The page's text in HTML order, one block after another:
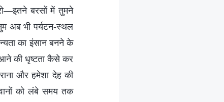
बरसों में तुमने
अब भी पर्यटन-स्थल
का इंसान बनने के
आने की धृष्टता कैसे कर
और हमेशा देह की
को लंबे समय तक